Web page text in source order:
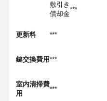
敷引き
償却金
***
更新料 ***
鍵交換費用***
室内清掃費
用
***